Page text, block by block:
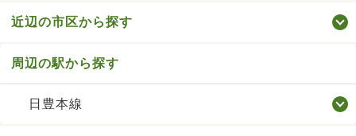
近辺の市区から探す
周辺の駅から探す
日豊本線